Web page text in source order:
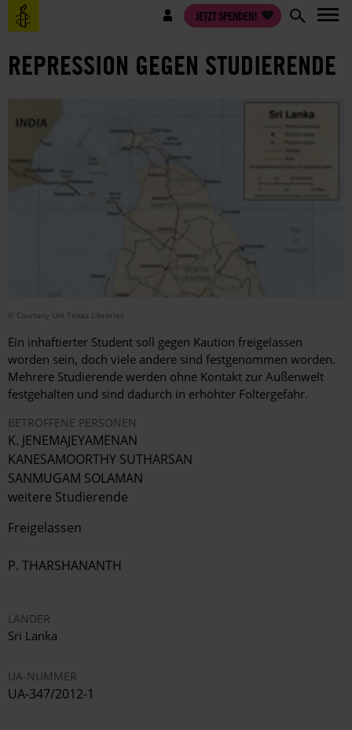
Direkt
zum
Benutzermenü JETZT SPENDEN!
REPRESSION GEGEN STUDIERENDE
© Courtesy Uni Texas Libraries
Ein inhaftierter Student soll gegen Kaution freigelassen
worden sein, doch viele andere sind festgenommen worden.
Mehrere Studierende werden ohne Kontakt zur Außenwelt
festgehalten und sind dadurch in erhöhter Foltergefahr.
BETROFFENE PERSONEN
K. JENEMAJEYAMENAN
KANESAMOORTHY SUTHARSAN
SANMUGAM SOLAMAN
weitere Studierende
Freigelassen
P. THARSHANANTH
LÄNDER
Sri Lanka
UA-NUMMER
UA-347/2012-1